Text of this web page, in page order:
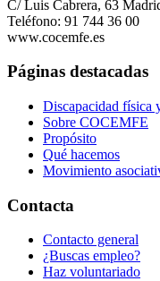
C/ Luis Cabrera, 63
Teléfono: 91 744 36 00
www.cocemfe.es
Páginas destacadas
Discapacidad física
Sobre COCEMFE
Propósito
Qué hacemos
Movimiento
Contacta
Contacto general
¿Buscas empleo?
Haz voluntariado